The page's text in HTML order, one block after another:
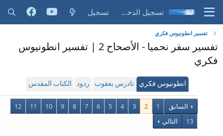
تسجيل الدخول تسجيل
تفسير انطونيوس فكري
تفسير سفر نحميا - الأصحاح 2 | تفسير انطونيوس
فكري
انطونيوس فكري تادرس يعقوب ردود الكتاب المقدس
السابق 1
2
3
4
5
6
7
8
9
10
11
12
13
التالي